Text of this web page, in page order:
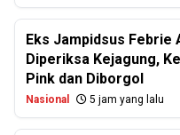
Eks Jampidsus Febrie
Diperiksa Kejagung,
Pink dan Diborgol
Nasional 5 jam yang lalu